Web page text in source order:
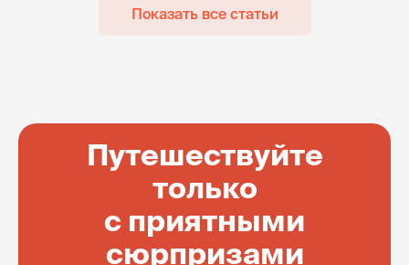
Показать все статьи
Путешествуйте
только
с приятными
сюрпризами